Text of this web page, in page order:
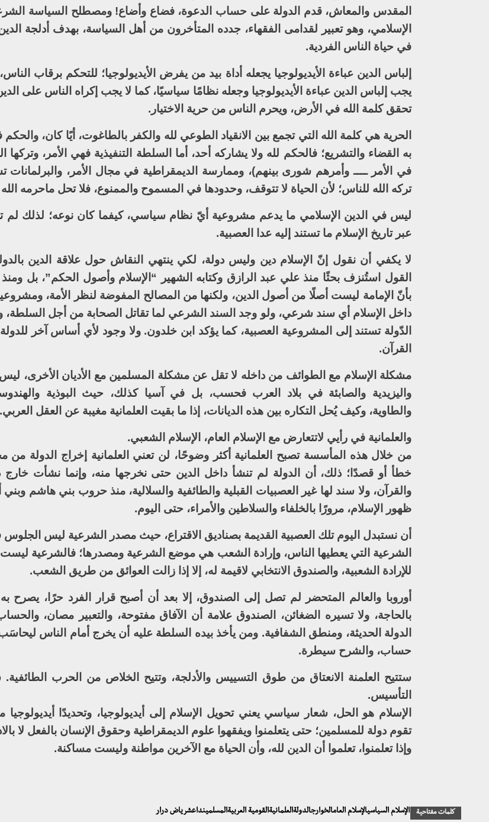
المقدس والمعاش، قدم الدولة على حساب الدعوة، فضاع وأضاع! ومصطلح السياسة
الإسلامي، وهو تعبير لقدامى الفقهاء، جدده المتأخرون من أهل السياسة، بهدف أدلجة
في حياة الناس الفردية.
إلباس الدين عباءة الأيديولوجيا يجعله أداة بيد من يفرض الأيديولوجيا؛ للتحكم برقاب
يجب إلباس الدين عباءة الأيديولوجيا وجعله نظامًا سياسيًا، كما لا يجب إكراه الناس على
تحقق كلمة الله في الأرض، ويحرم الناس من حرية الاختيار.
الحرية هي كلمة الله التي تجمع بين الانقياد الطوعي لله والكفر بالطاغوت، أيًا كان،
به القضاء والتشريع؛ فالحكم لله ولا يشاركه أحد، أما السلطة التنفيذية فهي الأمر، وتركها
في الأمر ــــ وأمرهم شورى بينهم)، وممارسة الديمقراطية في مجال الأمر،
تركه الله للناس؛ لأن الحياة لا تتوقف، وحدودها في المسموح والممنوع، فلا تحل ماحرمه الله
ليس في الدين الإسلامي ما يدعم مشروعية أيّ نظام سياسي، كيفما كان نوعه؛ لذلك لم
عبر تاريخ الإسلام ما تستند إليه عدا العصبية.
لا يكفي أن نقول إنّ الإسلام دين وليس دولة، لكي ينتهي النقاش حول علاقة الدين
القول استُنزف بحثًا منذ علي عبد الرازق وكتابه الشهير “الإسلام وأصول الحكم”، بل ومنذ
بأنّ الإمامة ليست أصلًا من أصول الدين، ولكنها من المصالح المفوضة لنظر الأمة،
داخل الإسلام أي سند شرعي، ولو وجد السند الشرعي لما تقاتل الصحابة من أجل السلطة،
الدّولة تستند إلى المشروعية العصبية، كما يؤكد ابن خلدون. ولا وجود لأي أساس آخر
القرآن.
مشكلة الإسلام مع الطوائف من داخله لا تقل عن مشكلة المسلمين مع الأديان الأخرى، ليس
واليزيدية والصابئة في بلاد العرب فحسب، بل في آسيا كذلك، حيث البوذية
والطاوية، وكيف يُحل التكاره بين هذه الديانات، إذا ما بقيت العلمانية مغيبة عن العقل العربي.
والعلمانية في رأيي لاتتعارض مع الإسلام العام، الإسلام الشعبي.
من خلال هذه المأسسة تصبح العلمانية أكثر وضوحًا، لن تعني العلمانية إخراج الدولة من
خطأ أو قصدًا؛ ذلك، أن الدولة لم تنشأ داخل الدين حتى نخرجها منه، وإنما نشأت خارج
والقرآن، ولا سند لها غير العصبيات القبلية والطائفية والسلالية، منذ حروب بني هاشم وبني
ظهور الإسلام، مرورًا بالخلفاء والسلاطين والأمراء، حتى اليوم.
أن نستبدل اليوم تلك العصبية القديمة بصناديق الاقتراع، حيث مصدر الشرعية ليس
الشرعية التي يعطيها الناس، وإرادة الشعب هي موضع الشرعية ومصدرها؛ فالشرعية ليست
للإرادة الشعبية، والصندوق الانتخابي لاقيمة له، إلا إذا زالت العوائق من طريق الشعب.
أوروبا والعالم المتحضر لم تصل إلى الصندوق، إلا بعد أن أصبح قرار الفرد حرًا، يصرح به
بالحاجة، ولا تسيره الضغائن، الصندوق علامة أن الآفاق مفتوحة، والتعبير مصان،
الدولة الحديثة، ومنطق الشفافية. ومن يأخذ بيده السلطة عليه أن يخرج أمام الناس
حساب، والشرح سيطرة.
ستتيح العلمنة الانعتاق من طوق التسييس والأدلجة، وتتيح الخلاص من الحرب الطائفية.
التأسيس.
الإسلام هو الحل، شعار سياسي يعني تحويل الإسلام إلى أيديولوجيا، وتحديدًا أيديولوجيا
تقوم دولة للمسلمين؛ حتى يتعلمنوا ويفقهوا علوم الديمقراطية وحقوق الإنسان بالفعل لا
وإذا تعلمنوا، تعلموا أن الدين لله، وأن الحياة مع الآخرين مواطنة وليست مساكنة.
كلمات مفتاحية الإسلام السياسيالإسلام العامالخوارجالدولةالعلمانيةالقومية العربيةالمسلمينداعشرياض درار